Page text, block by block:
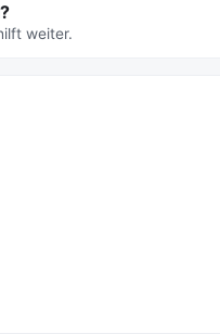
weiter.